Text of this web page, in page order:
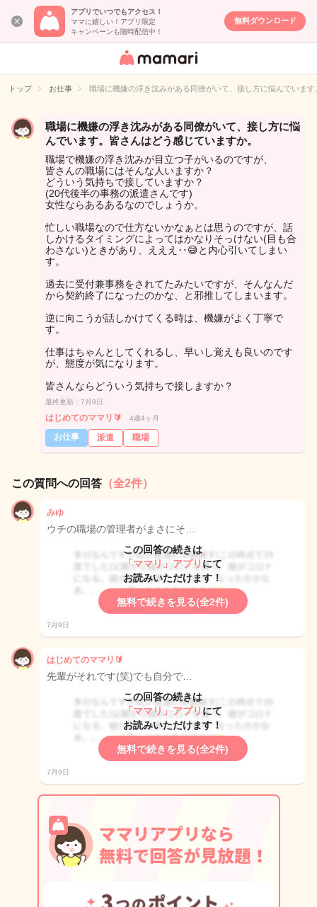
アプリでいつでもアクセス！
ママに嬉しい！アプリ限定
キャンペーンも随時配信中！
無料ダウンロード
女性専用匿名QA
イト
トップ お仕事 職場に機嫌の浮き沈みがある同僚がいて、接し方に悩んでいま
職場に機嫌の浮き沈みがある同僚がいて、接し方に悩
んでいます。皆さんはどう感じていますか。
職場で機嫌の浮き沈みが目立つ子がいるのですが、
皆さんの職場にはそんな人いますか？
どういう気持ちで接していますか？
(20代後半の事務の派遣さんです)
女性ならあるあるなのでしょうか。
忙しい職場なので仕方ないかなぁとは思うのですが、話
しかけるタイミングによってはかなりそっけない(目も合
わさない)ときがあり、えええ‥😅と内心引いてしまい
す。
過去に受付兼事務をされてたみたいですが、そんなんだ
から契約終了になったのかな、と邪推してしまいます。
逆に向こうが話しかけてくる時は、機嫌がよく丁寧で
す。
仕事はちゃんとしてくれるし、早いし覚えも良いのです
が、態度が気になります。
皆さんならどういう気持ちで接しますか？
最終更新：7月9日
はじめてのママリ🔰 4歳4ヶ月
お仕事 派遣 職場
この質問への回答 （全2件）
みゆ
ウチの職場の管理者がまさにそ…
この回答の続きは
「ママリ」アプリ にて
お読みいただけます！
無料で続きを見る(全2件)
7月9日
はじめてのママリ🔰
先輩がそれです(笑)でも自分で…
この回答の続きは
「ママリ」アプリ にて
お読みいただけます！
無料で続きを見る(全2件)
7月9日